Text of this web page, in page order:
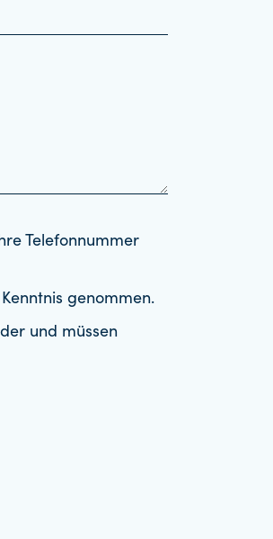
Telefonnummer
genommen.
und müssen